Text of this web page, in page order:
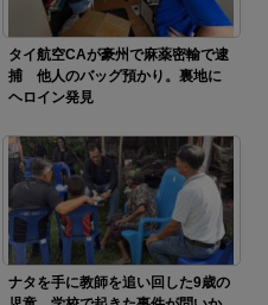
タイ航空CAが豪州で麻薬密輸で逮
捕 他人のバッグ預かり。裏地に
ヘロイン発見
ナタを手に教師を追い回した9歳の